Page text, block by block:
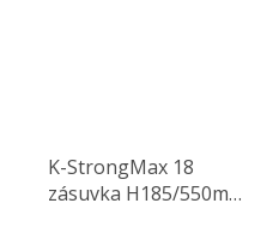
K-StrongMax 18
zásuvka H185/550mm